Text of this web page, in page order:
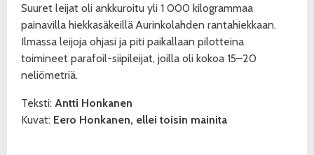
Suuret leijat oli ankkuroitu yli 1 000 kilogrammaa
painavilla hiekkasäkeillä Aurinkolahden rantahiekkaan.
Ilmassa leijoja ohjasi ja piti paikallaan pilotteina
toimineet parafoil-siipileijat, joilla oli kokoa 15–20
neliömetriä.
Teksti: Antti Honkanen
Kuvat: Eero Honkanen, ellei toisin mainita